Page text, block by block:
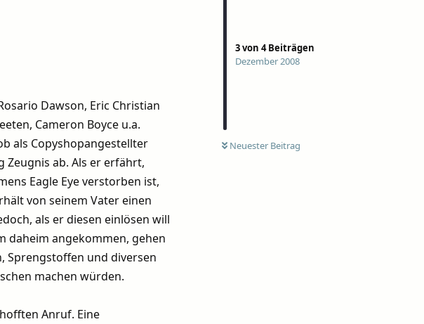
3von 4Beiträgen
Dezember 2008
Neuester Beitrag
Dawson, Eric Christian
Cameron Boyce u.a.
als Copyshopangestellter
Zeugnis ab. Als er erfährt,
Eagle Eye verstorben ist,
von seinem Vater einen
als er diesen einlösen will
daheim angekommen, gehen
Sprengstoffen und diversen
machen würden.
Anruf. Eine